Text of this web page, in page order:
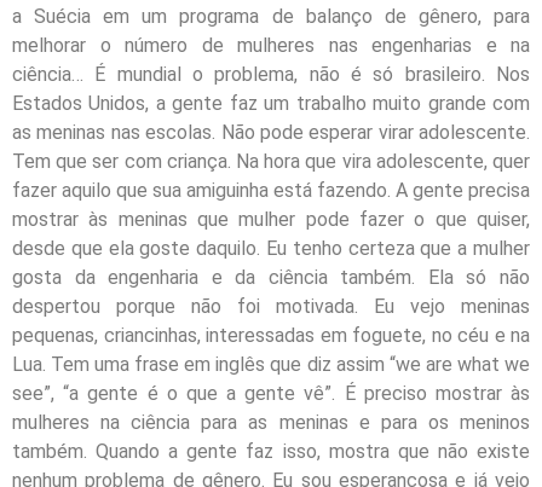
a Suécia em um programa de balanço de gênero, para
melhorar o número de mulheres nas engenharias e na
ciência… É mundial o problema, não é só brasileiro. Nos
Estados Unidos, a gente faz um trabalho muito grande com
as meninas nas escolas. Não pode esperar virar adolescente.
Tem que ser com criança. Na hora que vira adolescente, quer
fazer aquilo que sua amiguinha está fazendo. A gente precisa
mostrar às meninas que mulher pode fazer o que quiser,
desde que ela goste daquilo. Eu tenho certeza que a mulher
gosta da engenharia e da ciência também. Ela só não
despertou porque não foi motivada. Eu vejo meninas
pequenas, criancinhas, interessadas em foguete, no céu e na
Lua. Tem uma frase em inglês que diz assim “we are what we
see”, “a gente é o que a gente vê”. É preciso mostrar às
mulheres na ciência para as meninas e para os meninos
também. Quando a gente faz isso, mostra que não existe
nenhum problema de gênero. Eu sou esperançosa e já vejo